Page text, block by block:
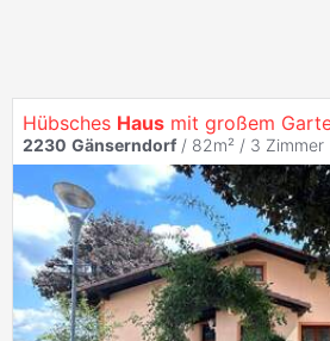
Hübsches Haus mit großem
2230 Gänserndorf / 82m² / 3 Zimmer